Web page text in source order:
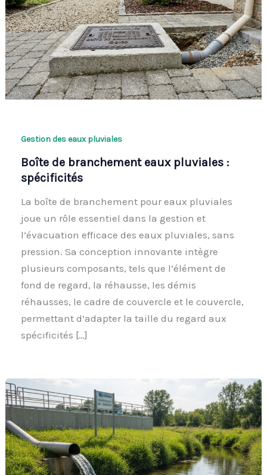
Gestion des eaux pluviales
Boîte de branchement eaux pluviales :
spécificités
La boîte de branchement pour eaux pluviales
joue un rôle essentiel dans la gestion et
l’évacuation efficace des eaux pluviales, sans
pression. Sa conception innovante intègre
plusieurs composants, tels que l’élément de
fond de regard, la réhausse, les démis
réhausses, le cadre de couvercle et le couvercle,
permettant d’adapter la taille du regard aux
spécificités […]